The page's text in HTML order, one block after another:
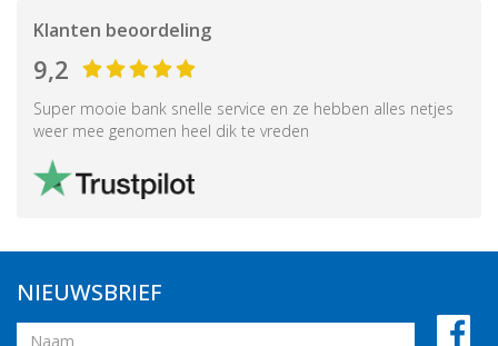
Klanten beoordeling
9,2
Super mooie bank snelle service en ze hebben alles netjes
weer mee genomen heel dik te vreden
NIEUWSBRIEF
Naam